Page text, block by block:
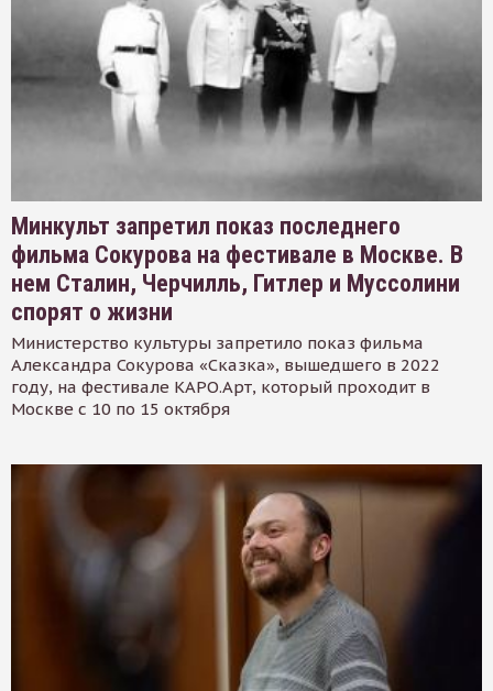
Минкульт запретил показ последнего
фильма Сокурова на фестивале в Москве. В
нем Сталин, Черчилль, Гитлер и Муссолини
спорят о жизни
Министерство культуры запретило показ фильма
Александра Сокурова «Сказка», вышедшего в 2022
году, на фестивале КАРО.Арт, который проходит в
Москве с 10 по 15 октября